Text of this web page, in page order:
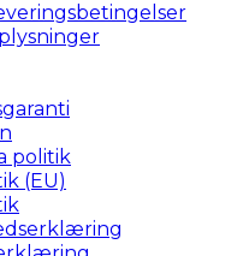
politik
(EU)